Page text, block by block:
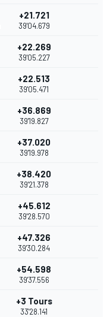
+21.721
39'04.679
+22.269
39'05.227
+22.513
39'05.471
+36.869
39'19.827
+37.020
39'19.978
+38.420
39'21.378
+45.612
39'28.570
+47.326
39'30.284
+54.598
39'37.556
+3 Tours
33'28.141